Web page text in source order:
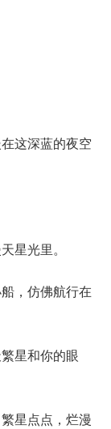
这深蓝的夜空
星光里。
，仿佛航行在
星和你的眼
星点点，烂漫